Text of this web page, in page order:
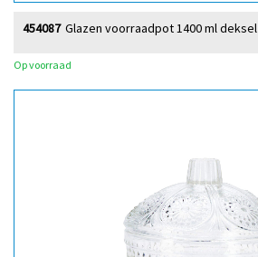
Glazen voorraadpot 1400 ml deksel
454087
Op voorraad